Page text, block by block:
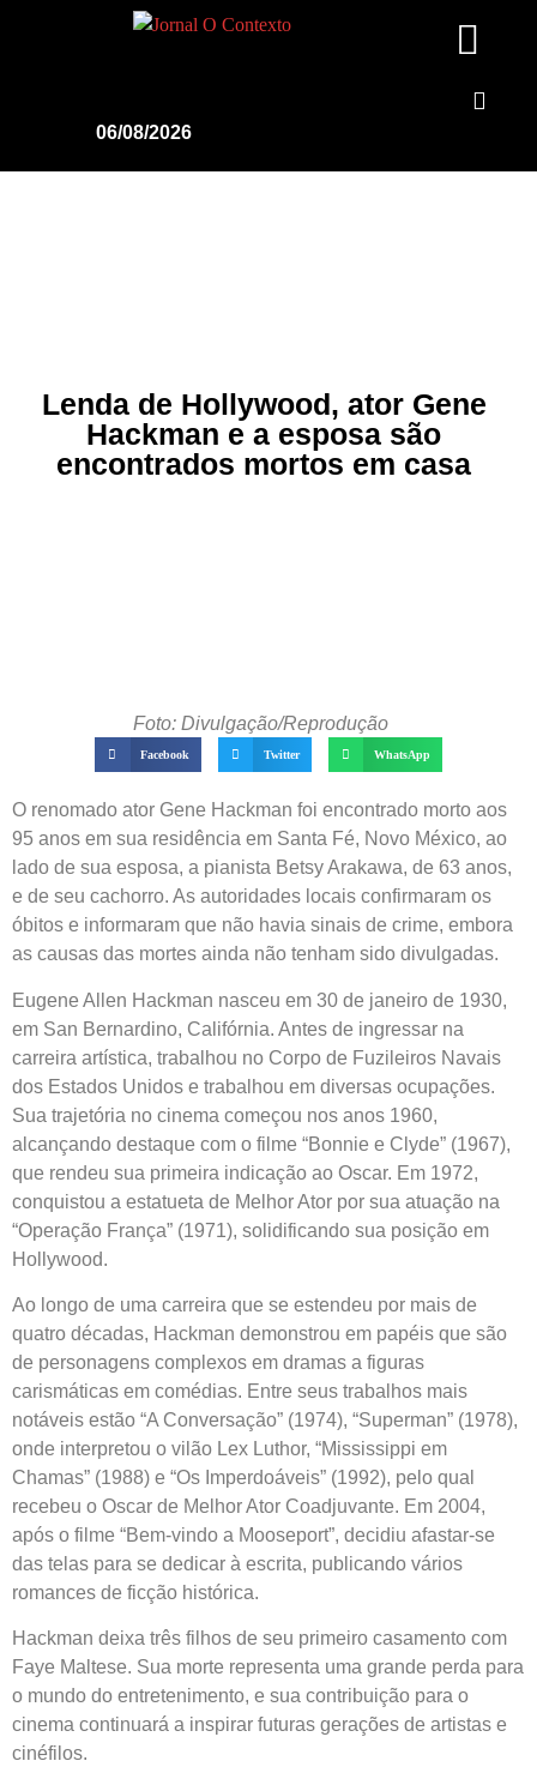
06/08/2026
Lenda de Hollywood, ator Gene
Hackman e a esposa são
encontrados mortos em casa
Foto: Divulgação/Reprodução
Facebook Twitter WhatsApp
O renomado ator Gene Hackman foi encontrado morto aos
95 anos em sua residência em Santa Fé, Novo México, ao
lado de sua esposa, a pianista Betsy Arakawa, de 63 anos,
e de seu cachorro. As autoridades locais confirmaram os
óbitos e informaram que não havia sinais de crime, embora
as causas das mortes ainda não tenham sido divulgadas.
Eugene Allen Hackman nasceu em 30 de janeiro de 1930,
em San Bernardino, Califórnia. Antes de ingressar na
carreira artística, trabalhou no Corpo de Fuzileiros Navais
dos Estados Unidos e trabalhou em diversas ocupações.
Sua trajetória no cinema começou nos anos 1960,
alcançando destaque com o filme “Bonnie e Clyde” (1967),
que rendeu sua primeira indicação ao Oscar. Em 1972,
conquistou a estatueta de Melhor Ator por sua atuação na
“Operação França” (1971), solidificando sua posição em
Hollywood.
Ao longo de uma carreira que se estendeu por mais de
quatro décadas, Hackman demonstrou em papéis que são
de personagens complexos em dramas a figuras
carismáticas em comédias. Entre seus trabalhos mais
notáveis ​​estão “A Conversação” (1974), “Superman” (1978),
onde interpretou o vilão Lex Luthor, “Mississippi em
Chamas” (1988) e “Os Imperdoáveis” (1992), pelo qual
recebeu o Oscar de Melhor Ator Coadjuvante. Em 2004,
após o filme “Bem-vindo a Mooseport”, decidiu afastar-se
das telas para se dedicar à escrita, publicando vários
romances de ficção histórica.
Hackman deixa três filhos de seu primeiro casamento com
Faye Maltese. Sua morte representa uma grande perda para
o mundo do entretenimento, e sua contribuição para o
cinema continuará a inspirar futuras gerações de artistas e
cinéfilos.